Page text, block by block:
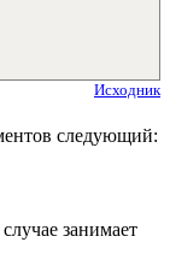
Исходник
следующий:
занимает